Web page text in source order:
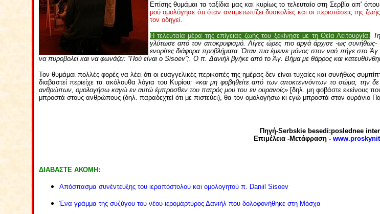
Επίσης θυμάμαι τα ταξίδια μας και κυρίως το τελευταίο στη Σερβία απ'
μού ομολόγησε ότι όταν αντιμετωπίζει δυσκολίες και οι περιστάσεις της
τον οδηγεί.
Η τελευταία μέρα της επίγειας ζωής του ξεκίνησε με τη Θεία Λειτουργία.
γλύτωσε από τον αποκρυφισμό. Λίγες ώρες πιο αργά άρχισε -ως συνήθως-
ενορίτες διάφορα προβλήματα. Όταν πια έμεινε μόνος στον ναό πήγε στο
να πυροβολεί και να φωνάζει: ''Πού είναι ο Sisoev'';. Ο π. Δανιήλ βγήκε από το Άγ. Βήμα με θάρρος και
Τον θυμάμαι πολλές φορές να λέει ότι οι ευαγγελικές περικοπές της ημέρας δεν είναι τυχαίες και συνήθως
διαβαστεί περιείχε τα ακόλουθα λόγια του Κυρίου: «και μη φοβηθείτε από των αποκτεννόντων το σώμα, την
ανθρώπων, ομολογήσω καγώ εν αυτώ έμπροσθεν του πατρός μου του εν ουρανοίς» [δηλ. μη φοβάστε εκείνους
μπροστά στους ανθρώπους (δηλ. παραδεχτεί ότι με πιστεύει), θα τον ομολογήσω κι εγώ μπροστά στον ουράνιο
Πηγή-Serbskie besedi:poslednee
Eπιμέλεια -Μετάφραση -
ΔΙΑΒΑΣΤΕ ΑΚΟΜΗ:
Απόσπασμα συνέντευξης του ιεραπόστολου και ομολογητού π. Daniil Sisoev
Ένα γράμμα της συζύγου του νέου ιερομάρτυρος Δανιήλ που δολοφονήθηκε στη Μόσχα